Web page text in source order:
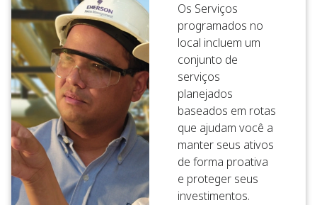
Os Serviços
programados no
local incluem um
conjunto de
serviços
planejados
baseados em rotas
que ajudam você a
manter seus ativos
de forma proativa
e proteger seus
investimentos.